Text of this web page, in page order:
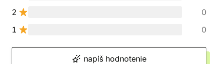
2
0
1
0
napíš hodnotenie